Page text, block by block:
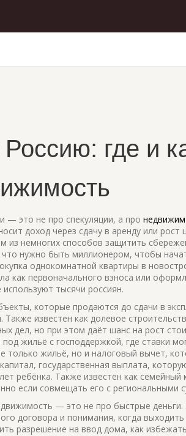
где и
— это не про спекуляции, а про
доход через сдачу в аренду или рост
из немногих способов защитить
нужно быть миллионером, чтобы
однокомнатной квартиры в
как первоначального взноса или
тысячи россиян.
которые продаются до сдачи в
. Также известен как долевое
дел, но при этом даёт шанс на рост
под жильё с господдержкой, где ставки
только жильё, но и налоговый вычет,
, государственная выплата,
ребёнка. Также известен как семейный
если совмещать его с региональными
— это не про быстрые
договора и понимания, когда
разрешение на ввод дома, как